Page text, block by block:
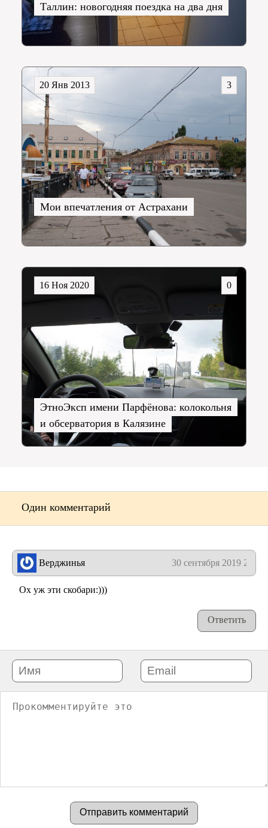
Таллин: новогодняя поездка на два дня
Мои впечатления от Астрахани
3
20 Янв 2013
ЭтноЭксп имени Парфёнова: колокольня
и обсерватория в Калязине
0
16 Ноя 2020
Один комментарий
Верджинья 30 сентября 2019 21:52
Ох уж эти скобари:)))
Ответить